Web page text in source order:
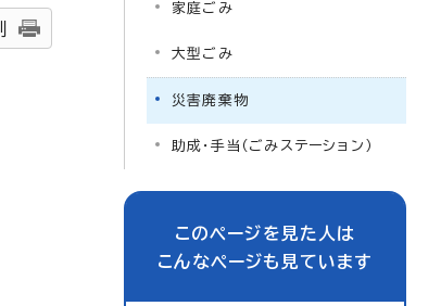
家庭ごみ
大型ごみ
災害廃棄物
助成・手当（ごみステーション）
このページを見た人は
こんなページも見ています